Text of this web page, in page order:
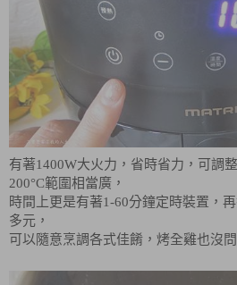
有著1400W大火力，省時省力，可調
200°C範圍相當廣，
時間上更是有著1-60分鐘定時裝置，
多元，
可以隨意烹調各式佳餚，烤全雞也沒問